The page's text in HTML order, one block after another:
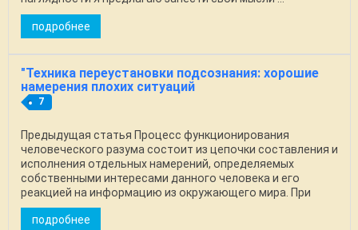
подробнее
"Техника переустановки подсознания: хорошие
намерения плохих ситуаций
7
Предыдущая статья Процесс функционирования
человеческого разума состоит из цепочки составления и
исполнения отдельных намерений, определяемых
собственными интересами данного человека и его
реакцией на информацию из окружающего мира. При
этом обе ...
подробнее